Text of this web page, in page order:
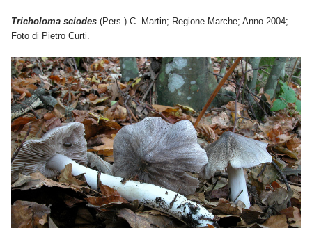
Tricholoma sciodes (Pers.) C. Martin; Regione Marche; Anno 2004;
Foto di Pietro Curti.